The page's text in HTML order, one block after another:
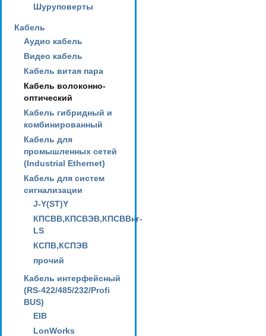
Шуруповерты
Кабель
Аудио кабель
Видео кабель
Кабель витая пара
Кабель волоконно-
оптический
Кабель гибридный и
комбинированный
Кабель для
промышленных сетей
(Industrial Ethernet)
Кабель для систем
сигнализации
J-Y(ST)Y
КПСВВ,КПСВЭВ,КПСВВнг-
LS
КСПВ,КСПЭВ
прочий
Кабель интерфейсный
(RS-422/485/232/Profi
BUS)
EIB
LonWorks